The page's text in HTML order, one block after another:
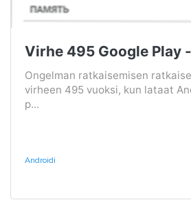
Virhe 495 Google Play
Ongelman ratkaisemisen
virheen 495 vuoksi, kun lataat
p...
Androidi